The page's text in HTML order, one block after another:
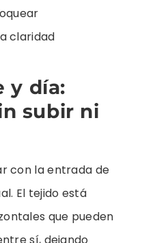
claridad
y día:
subir ni
con la entrada de
El tejido está
que pueden
sí, dejando